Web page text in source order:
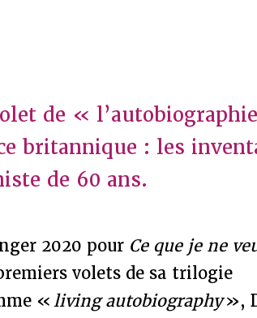
de «
britannique : les
de 60 ans.
2020 pour Ce que je ne
volets de sa trilogie
«living autobiography»,